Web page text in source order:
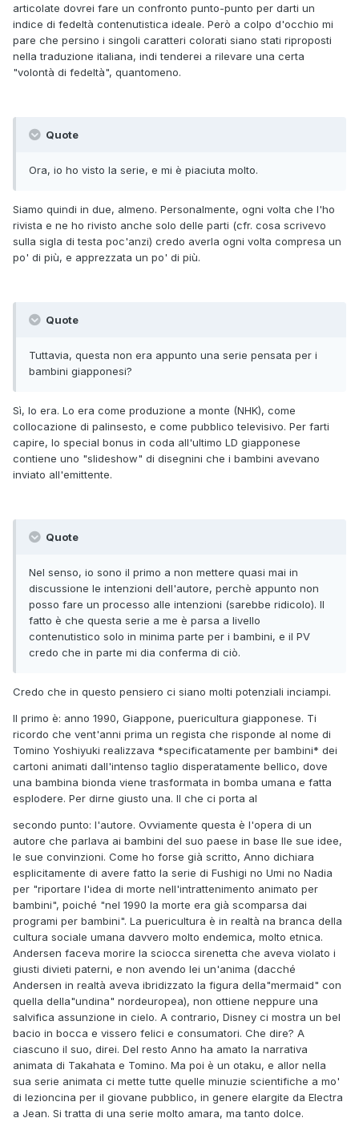
articolate dovrei fare un confronto punto-punto per darti un
indice di fedeltà contenutistica ideale. Però a colpo d'occhio mi
pare che persino i singoli caratteri colorati siano stati riproposti
nella traduzione italiana, indi tenderei a rilevare una certa
"volontà di fedeltà", quantomeno.
Quote
Ora, io ho visto la serie, e mi è piaciuta molto.
Siamo quindi in due, almeno. Personalmente, ogni volta che l'ho
rivista e ne ho rivisto anche solo delle parti (cfr. cosa scrivevo
sulla sigla di testa poc'anzi) credo averla ogni volta compresa un
po' di più, e apprezzata un po' di più.
Quote
Tuttavia, questa non era appunto una serie pensata per i
bambini giapponesi?
Sì, lo era. Lo era come produzione a monte (NHK), come
collocazione di palinsesto, e come pubblico televisivo. Per farti
capire, lo special bonus in coda all'ultimo LD giapponese
contiene uno "slideshow" di disegnini che i bambini avevano
inviato all'emittente.
Quote
Nel senso, io sono il primo a non mettere quasi mai in
discussione le intenzioni dell'autore, perchè appunto non
posso fare un processo alle intenzioni (sarebbe ridicolo). Il
fatto è che questa serie a me è parsa a livello
contenutistico solo in minima parte per i bambini, e il PV
credo che in parte mi dia conferma di ciò.
Credo che in questo pensiero ci siano molti potenziali inciampi.
Il primo è: anno 1990, Giappone, puericultura giapponese. Ti
ricordo che vent'anni prima un regista che risponde al nome di
Tomino Yoshiyuki realizzava *specificatamente per bambini* dei
cartoni animati dall'intenso taglio disperatamente bellico, dove
una bambina bionda viene trasformata in bomba umana e fatta
esplodere. Per dirne giusto una. Il che ci porta al
secondo punto: l'autore. Ovviamente questa è l'opera di un
autore che parlava ai bambini del suo paese in base lle sue idee,
le sue convinzioni. Come ho forse già scritto, Anno dichiara
esplicitamente di avere fatto la serie di Fushigi no Umi no Nadia
per "riportare l'idea di morte nell'intrattenimento animato per
bambini", poiché "nel 1990 la morte era già scomparsa dai
programi per bambini". La puericultura è in realtà na branca della
cultura sociale umana davvero molto endemica, molto etnica.
Andersen faceva morire la sciocca sirenetta che aveva violato i
giusti divieti paterni, e non avendo lei un'anima (dacché
Andersen in realtà aveva ibridizzato la figura della"mermaid" con
quella della"undina" nordeuropea), non ottiene neppure una
salvifica assunzione in cielo. A contrario, Disney ci mostra un bel
bacio in bocca e vissero felici e consumatori. Che dire? A
ciascuno il suo, direi. Del resto Anno ha amato la narrativa
animata di Takahata e Tomino. Ma poi è un otaku, e allor nella
sua serie animata ci mette tutte quelle minuzie scientifiche a mo'
di lezioncina per il giovane pubblico, in genere elargite da Electra
a Jean. Si tratta di una serie molto amara, ma tanto dolce.